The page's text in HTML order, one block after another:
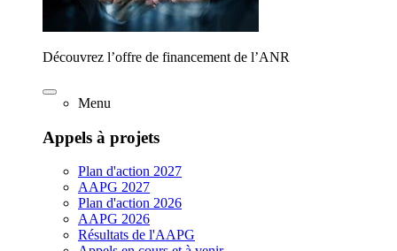
Découvrez l’offre de financement de l’ANR
Menu
Appels à projets
Plan d'action 2027
AAPG 2027
Plan d'action 2026
AAPG 2026
Résultats de l'AAPG